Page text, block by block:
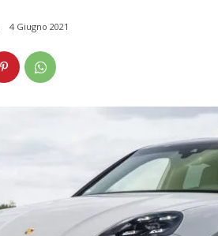
4 Giugno 2021